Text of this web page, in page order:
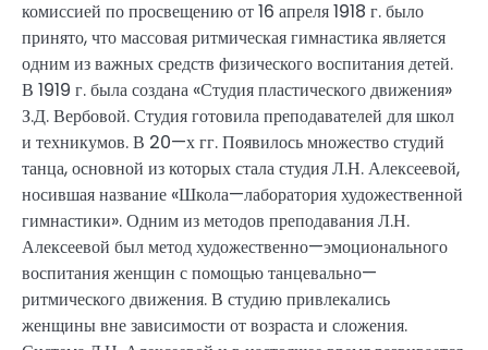
комиссией по просвещению от 16 апреля 1918 г. было
принято, что массовая ритмическая гимнастика является
одним из важных средств физического воспитания детей.
В 1919 г. была создана «Студия пластического движения»
З.Д. Вербовой. Студия готовила преподавателей для школ
и техникумов. В 20—х гг. Появилось множество студий
танца, основной из которых стала студия Л.Н. Алексеевой,
носившая название «Школа—лаборатория художественной
гимнастики». Одним из методов преподавания Л.Н.
Алексеевой был метод художественно—эмоционального
воспитания женщин с помощью танцевально—
ритмического движения. В студию привлекались
женщины вне зависимости от возраста и сложения.